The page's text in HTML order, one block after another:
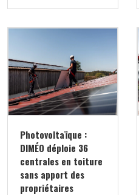
Photovoltaïque :
DIMÉO déploie 36
centrales en toiture
sans apport des
propriétaires